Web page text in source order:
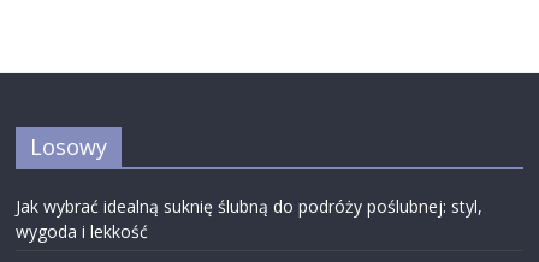
Losowy
Jak wybrać idealną suknię ślubną do podróży poślubnej: styl,
wygoda i lekkość